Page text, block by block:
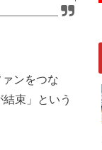
ンをつな
束」という